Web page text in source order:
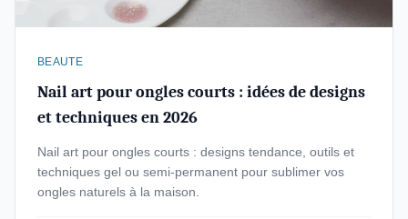
BEAUTE
Nail art pour ongles courts : idées de designs
et techniques en 2026
Nail art pour ongles courts : designs tendance, outils et
techniques gel ou semi-permanent pour sublimer vos
ongles naturels à la maison.